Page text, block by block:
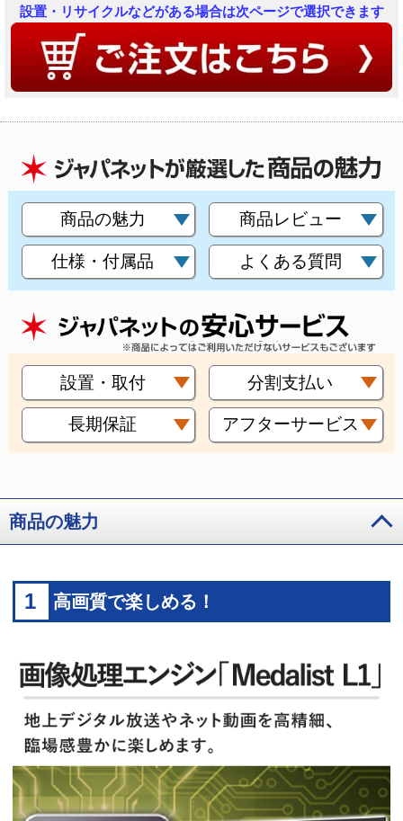
設置・リサイクルなどがある場合は次ページで選択できます
商品の魅力 商品レビュー
仕様・付属品 よくある質問
設置・取付 分割支払い
長期保証 アフターサービス
商品の魅力
1 高画質で楽しめる！